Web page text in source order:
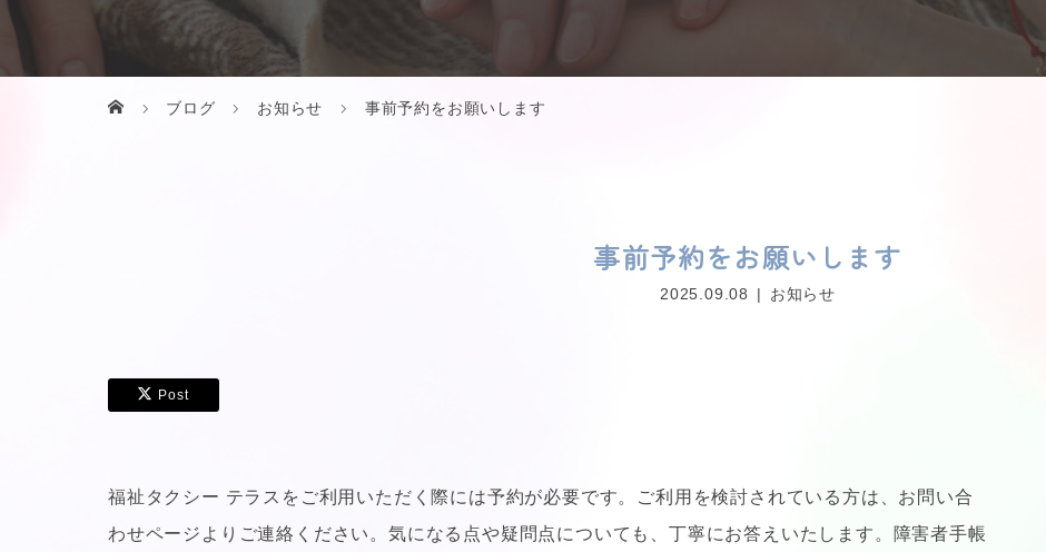
ブログ お知らせ 事前予約をお願いします
事前予約をお願いします
2025.09.08 お知らせ
Post
福祉タクシー テラスをご利用いただく際には予約が必要です。ご利用を検討されている方は、お問い合
わせページよりご連絡ください。気になる点や疑問点についても、丁寧にお答えいたします。障害者手帳